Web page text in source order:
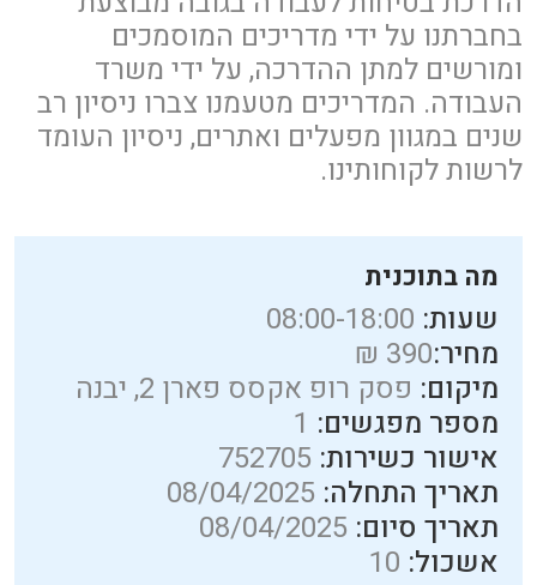
בחברתנו על ידי מדריכים המוסמכים
ומורשים למתן ההדרכה, על ידי משרד
העבודה. המדריכים מטעמנו צברו ניסיון רב
שנים במגוון מפעלים ואתרים, ניסיון העומד
לרשות לקוחותינו.
מה בתוכנית
שעות:
מחיר:390 ₪
מיקום: פסק רופ אקסס פארן 2, יבנה
מספר מפגשים:
אישור כשירות:
תאריך התחלה:
תאריך סיום:
אשכול: